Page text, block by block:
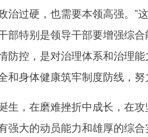
治过硬，也需要本领高强。
部特别是领导干部要增强综
防控，是对治理体系和治理
身体健康筑牢制度防线，
，在磨难挫折中成长，在
强大的动员能力和雄厚的综